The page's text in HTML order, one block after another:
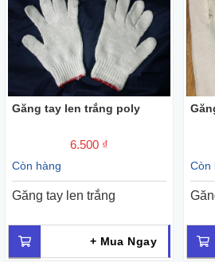
Găng tay len trắng poly
6.500 ₫
Còn hàng
Găng tay len trắng
+ Mua Ngay
Còn